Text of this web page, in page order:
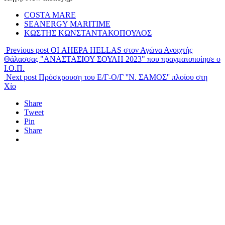
COSTA MARE
SEANERGY MARITIME
ΚΩΣΤΗΣ ΚΩΝΣΤΑΝΤΑΚΟΠΟΥΛΟΣ
Previous post ΟΙ AHEPA HELLAS στον Αγώνα Ανοιχτής
Θάλασσας "ΑΝΑΣΤΑΣΙΟΥ ΣΟΥΛΗ 2023" που πραγματοποίησε ο
Ι.Ο.Π.
Next post Πρόσκρουση του Ε/Γ-Ο/Γ ''Ν. ΣΑΜΟΣ'' πλοίου στη
Χίο
Share
Tweet
Pin
Share